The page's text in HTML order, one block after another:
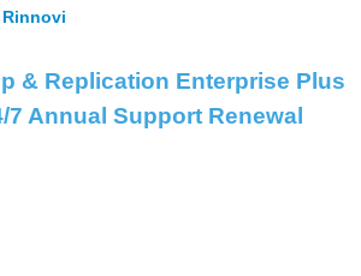
Chi siamo
Prodotti
Rinnovi
& Replication Enterprise Plus
Annual Support Renewal